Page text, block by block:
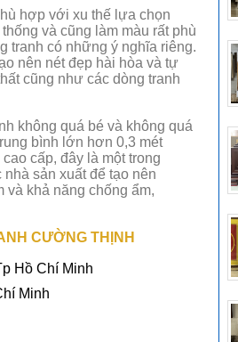
hợp với xu thế lựa chọn
và cũng làm màu rất phù
tranh có những ý nghĩa riêng.
nên nét đẹp hài hòa và tự
cũng như các dòng tranh
không quá bé và không quá
bình lớn hơn 0,3 mét
cấp, đây là một trong
sản xuất để tạo nên
khả năng chống ẩm,
CƯỜNG THỊNH
Hồ Chí Minh
Minh